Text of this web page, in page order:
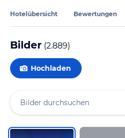
Hotelübersicht Bewertungen
Bilder (2.889)
Hochladen